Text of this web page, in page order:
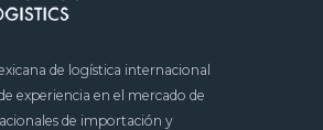
de logística internacional
experiencia en el mercado de
de importación y